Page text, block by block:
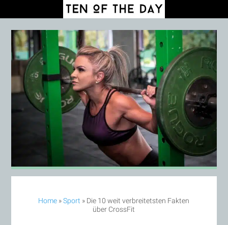
Home »Sport » Die 10 weit verbreitetsten Fakten
über CrossFit